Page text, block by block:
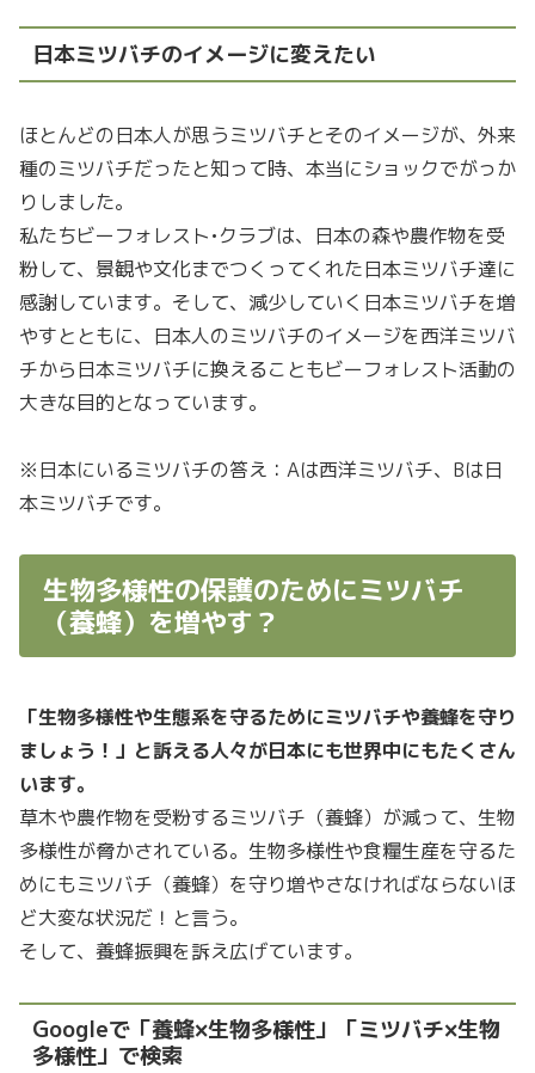
日本ミツバチのイメージに変えたい
ほとんどの日本人が思うミツバチとそのイメージが、外来
種のミツバチだったと知って時、本当にショックでがっか
りしました。
私たちビーフォレスト•クラブは、日本の森や農作物を受
粉して、景観や文化までつくってくれた日本ミツバチ達に
感謝しています。そして、減少していく日本ミツバチを増
やすとともに、日本人のミツバチのイメージを西洋ミツバ
チから日本ミツバチに換えることもビーフォレスト活動の
大きな目的となっています。
※日本にいるミツバチの答え：Aは西洋ミツバチ、Bは日
本ミツバチです。
生物多様性の保護のためにミツバチ
（養蜂）を増やす？
「生物多様性や生態系を守るためにミツバチや養蜂を守り
ましょう！」と訴える人々が日本にも世界中にもたくさん
います。
草木や農作物を受粉するミツバチ（養蜂）が減って、生物
多様性が脅かされている。生物多様性や食糧生産を守るた
めにもミツバチ（養蜂）を守り増やさなければならないほ
ど大変な状況だ！と言う。
そして、養蜂振興を訴え広げています。
Googleで「養蜂×生物多様性」「ミツバチ×生物
多様性」で検索